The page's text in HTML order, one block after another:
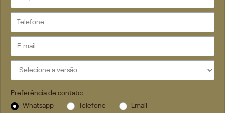
Preferência de contato:
Whatsapp
Telefone Email